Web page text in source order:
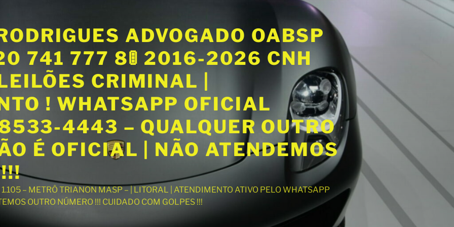
ADVOGADO OABSP
741 777 8🚦 2016-2026 CNH
CRIMINAL |
! WHATSAPP OFICIAL
4443 – QUALQUER OUTRO
É OFICIAL | NÃO ATENDEMOS
– METRÔ TRIANON MASP – | LITORAL | ATENDIMENTO ATIVO PELO WHATSAPP
OUTRO NÚMERO !!! CUIDADO COM GOLPES !!!